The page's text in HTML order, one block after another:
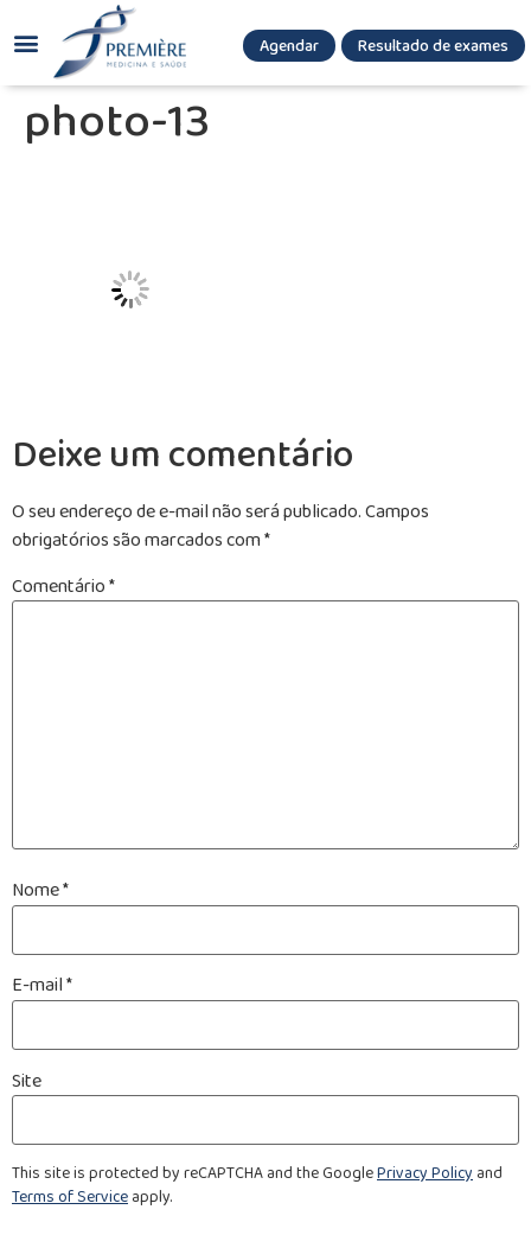
Agendar Resultado de exames
photo-13
Deixe um comentário
O seu endereço de e-mail não será publicado.Campos
obrigatórios são marcados com*
Comentário*
Nome*
E-mail*
Site
This site is protected by reCAPTCHA and the GooglePrivacy Policyand
Terms of Serviceapply.